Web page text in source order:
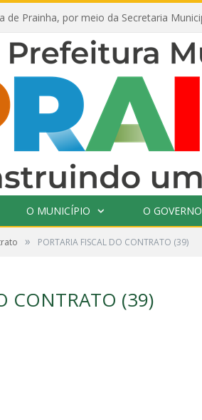
O MUNICÍPIO O GOVERNO
» PORTARIA FISCAL DO CONTRATO (39)
CONTRATO (39)